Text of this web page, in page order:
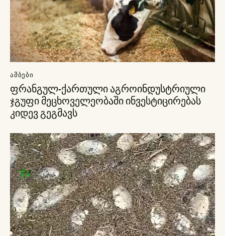
ᲐᲛᲑᲔᲑᲘ
ფრანგულ-ქართული აგროინდუსტრიული
ჯგუფი მეცხოველეობაში ინვესტიცირებას
კიდევ გეგმავს